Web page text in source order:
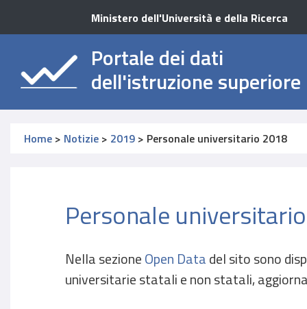
Ministero dell'Università e della Ricerca
Portale dei dati
dell'istruzione superiore
Home > Notizie > 2019 > Personale universitario 2018
Personale
Nella sezioneOpen Datadel sito sono
universitarie statali e non statali,